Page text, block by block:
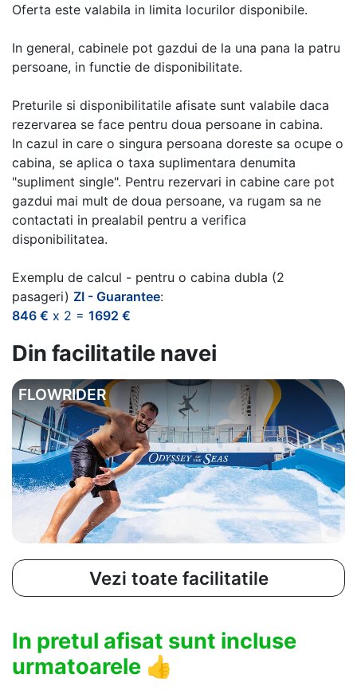
Oferta este valabila in limita locurilor disponibile.
In general, cabinele pot gazdui de la una pana la patru
persoane, in functie de disponibilitate.
Preturile si disponibilitatile afisate sunt valabile daca
rezervarea se face pentru doua persoane in cabina.
In cazul in care o singura persoana doreste sa ocupe o
cabina, se aplica o taxa suplimentara denumita
"supliment single". Pentru rezervari in cabine care pot
gazdui mai mult de doua persoane, va rugam sa ne
contactati in prealabil pentru a verifica
disponibilitatea.
Exemplu de calcul - pentru o cabina dubla (2
pasageri) ZI - Guarantee:
846 € x 2 = 1692 €
Din facilitatile navei
FLOWRIDER
Vezi toate facilitatile
In pretul afisat sunt incluse
urmatoarele 👍